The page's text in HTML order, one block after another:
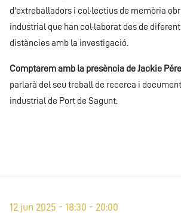
d'extreballadors i col·lectius de memòria
industrial que han col·laborat des de
distàncies amb la investigació.
Comptarem amb la presència de Jackie
parlarà del seu treball de recerca i
industrial de Port de Sagunt.
12 jun 2025 - 18:30 - 20:00